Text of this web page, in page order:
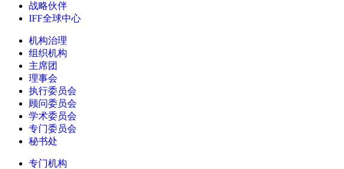
战略伙伴
IFF全球中心
机构治理
组织机构
主席团
理事会
执行委员会
顾问委员会
学术委员会
专门委员会
秘书处
专门机构